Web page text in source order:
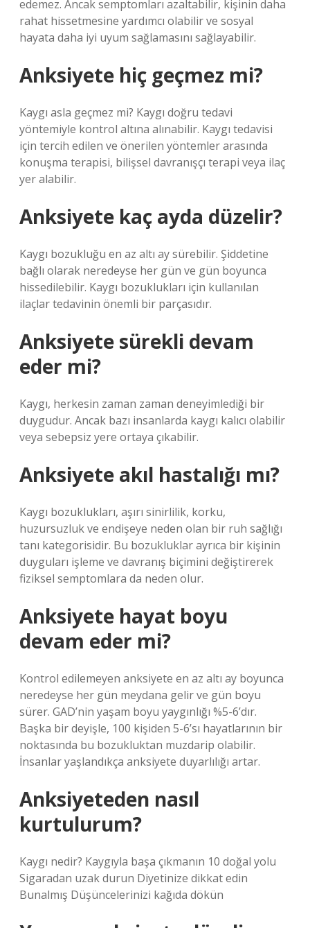
edemez. Ancak semptomları azaltabilir, kişinin daha
rahat hissetmesine yardımcı olabilir ve sosyal
hayata daha iyi uyum sağlamasını sağlayabilir.
Anksiyete hiç geçmez mi?
Kaygı asla geçmez mi? Kaygı doğru tedavi
yöntemiyle kontrol altına alınabilir. Kaygı tedavisi
için tercih edilen ve önerilen yöntemler arasında
konuşma terapisi, bilişsel davranışçı terapi veya ilaç
yer alabilir.
Anksiyete kaç ayda düzelir?
Kaygı bozukluğu en az altı ay sürebilir. Şiddetine
bağlı olarak neredeyse her gün ve gün boyunca
hissedilebilir. Kaygı bozuklukları için kullanılan
ilaçlar tedavinin önemli bir parçasıdır.
Anksiyete sürekli devam
eder mi?
Kaygı, herkesin zaman zaman deneyimlediği bir
duygudur. Ancak bazı insanlarda kaygı kalıcı olabilir
veya sebepsiz yere ortaya çıkabilir.
Anksiyete akıl hastalığı mı?
Kaygı bozuklukları, aşırı sinirlilik, korku,
huzursuzluk ve endişeye neden olan bir ruh sağlığı
tanı kategorisidir. Bu bozukluklar ayrıca bir kişinin
duyguları işleme ve davranış biçimini değiştirerek
fiziksel semptomlara da neden olur.
Anksiyete hayat boyu
devam eder mi?
Kontrol edilemeyen anksiyete en az altı ay boyunca
neredeyse her gün meydana gelir ve gün boyu
sürer. GAD’nin yaşam boyu yaygınlığı %5-6’dır.
Başka bir deyişle, 100 kişiden 5-6’sı hayatlarının bir
noktasında bu bozukluktan muzdarip olabilir.
İnsanlar yaşlandıkça anksiyete duyarlılığı artar.
Anksiyeteden nasıl
kurtulurum?
Kaygı nedir? Kaygıyla başa çıkmanın 10 doğal yolu
Sigaradan uzak durun Diyetinize dikkat edin
Bunalmış Düşüncelerinizi kağıda dökün